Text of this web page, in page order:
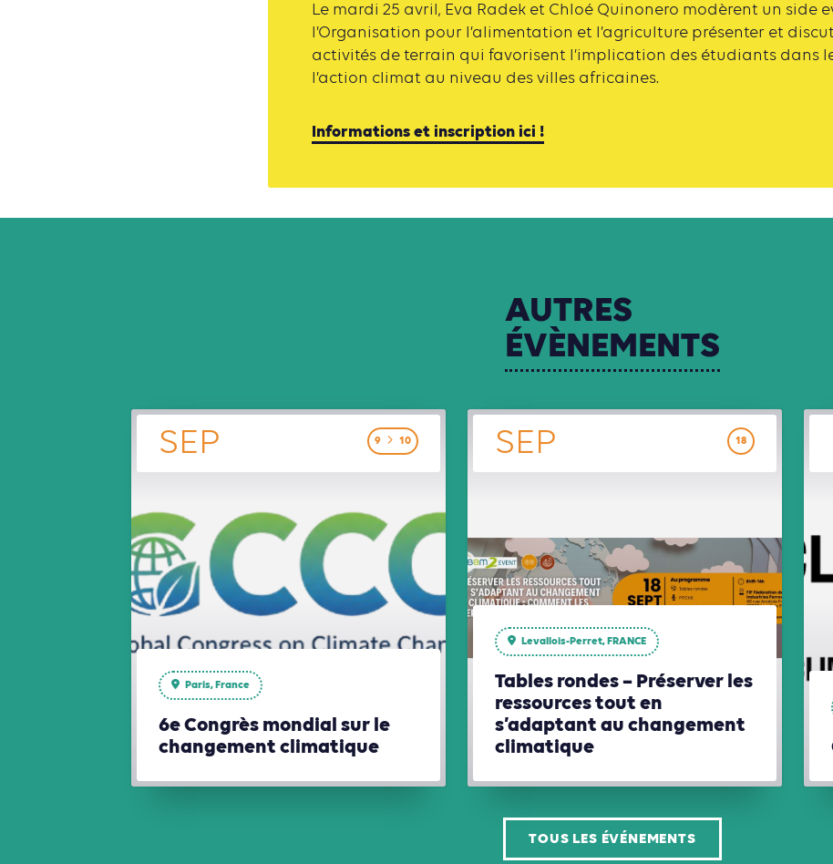
Le mardi 25 avril, Eva Radek et Chloé Quinonero modèrent un side
l’Organisation pour l’alimentation et l’agriculture présenter et
activités de terrain qui favorisent l’implication des étudiants dans
l’action climat au niveau des villes africaines.
Informations et inscription ici !
AUTRES
ÉVÈNEMENTS
9 10
SEP
Paris, France
6e Congrès mondial sur le
changement climatique
18
SEP
Levallois-Perret, FRANCE
Tables rondes – Préserver les
ressources tout en
s’adaptant au changement
climatique
TOUS LES ÉVÉNEMENTS